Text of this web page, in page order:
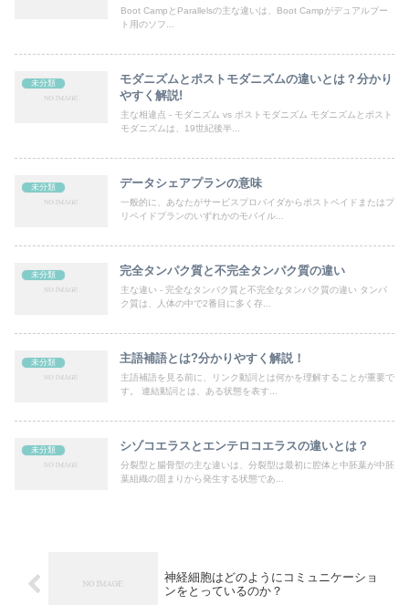
Boot CampとParallelsの主な違いは、Boot Campがデュアルブー
ト用のソフ...
未分類
モダニズムとポストモダニズムの違いとは？分かり
やすく解説!
主な相違点 - モダニズム vs ポストモダニズム モダニズムとポスト
モダニズムは、19世紀後半...
未分類 データシェアプランの意味
一般的に、あなたがサービスプロバイダからポストペイドまたはプ
リペイドプランのいずれかのモバイル...
未分類 完全タンパク質と不完全タンパク質の違い
主な違い - 完全なタンパク質と不完全なタンパク質の違い タンパ
ク質は、人体の中で2番目に多く存...
未分類 主語補語とは?分かりやすく解説！
主語補語を見る前に、リンク動詞とは何かを理解することが重要で
す。 連結動詞とは、ある状態を表す...
未分類 シゾコエラスとエンテロコエラスの違いとは？
分裂型と腸骨型の主な違いは、分裂型は最初に腔体と中胚葉が中胚
葉組織の固まりから発生する状態であ...
神経細胞はどのようにコミュニケーショ
ンをとっているのか？